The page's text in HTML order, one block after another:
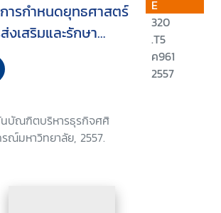
ารกำหนดยุทธศาสตร์
งเสริมและรักษา
อมของประเทศไทย
บัณฑิตบริหารธุรกิจศศิ
ณ์มหาวิทยาลัย, 2557.
E
320
.T5
ค961
2557